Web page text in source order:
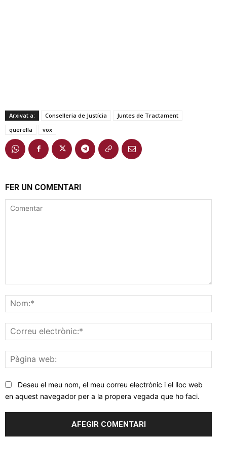
Arxivat a: Conselleria de Justícia
Juntes de Tractament
querella
vox
FER UN COMENTARI
web:
Deseu el meu nom, el meu correu electrònic i el lloc web
en aquest navegador per a la propera vegada que ho faci.